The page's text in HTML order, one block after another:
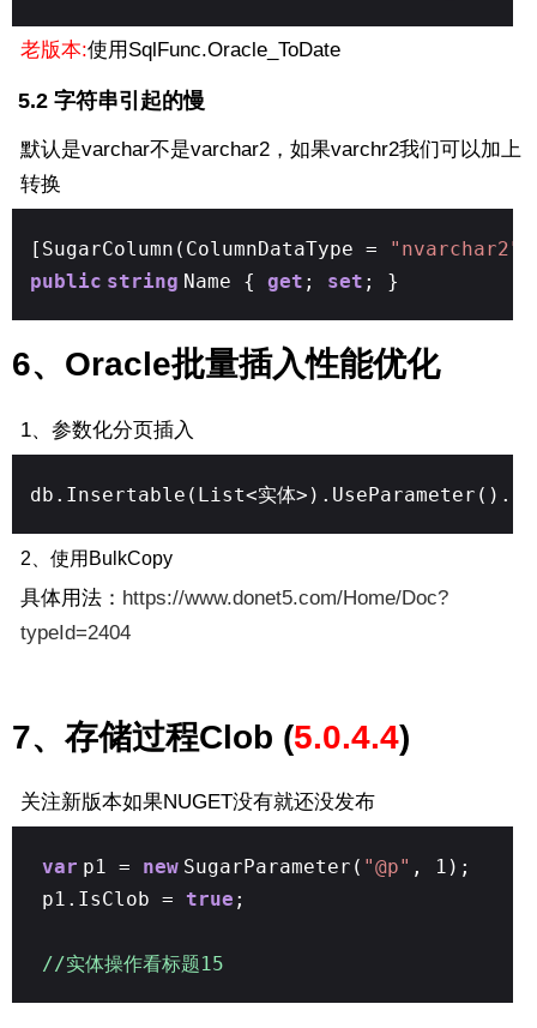
老版本:使用SqlFunc.Oracle_ToDate
5.2 字符串引起的慢
默认是varchar不是varchar2，如果varchr2我们可以加上
转换
[SugarColumn(ColumnDataType = "nvarchar2"
public string Name { get ; set ; }
6、Oracle批量插入性能优化
1、参数化分页插入
db.Insertable(List<实体
2、使用BulkCopy
具体用法： https://www.donet5.com/Home/Doc?
typeId=2404
7、存储过程Clob (5.0.4.4)
关注新版本如果NUGET没有就还没发布
var p1 = new SugarParameter( "@p" , 1);
p1.IsClob = true ;
//实体操作看标题15